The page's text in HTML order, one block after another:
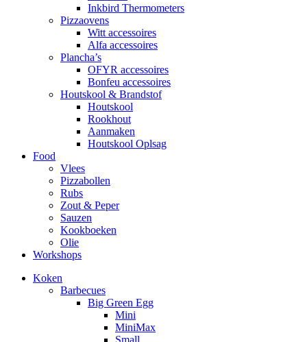
Inkbird Thermometers
Pizzaovens
Witt accessoires
Alfa accessoires
Plancha’s
OFYR accessoires
Bonfeu accessoires
Houtskool & Brandstof
Houtskool
Rookhout
Aanmaken
Houtskool Oplsag
Food
Vlees
Pizzabollen
Rubs
Zout & Peper
Sauzen
Kookboeken
Olie
Workshops
Koken
Barbecues
Big Green Egg
Mini
MiniMax
Small